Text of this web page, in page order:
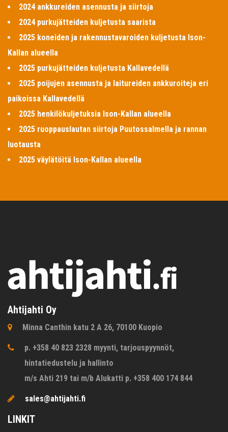
2024 ankkureiden asennusta ja siirtoja
2024 purkujätteiden kuljetusta saarista
2025 koneiden ja rakennustavaroiden kuljetusta Ison-
Kallan alueella
2025 purkujätteiden kuljetusta Kallavedellä
2025 poijujen asennusta ja laitureiden ankkuroiteja eri
paikoissa Kallavedellä
2025 henkilökuljetuksia Ison-Kallan alueella
2025 ruoppauslautan siirtoja Puutossalmella ja rannan
luotausta
2025 väylätöitä Ison-Kallan alueella
Ahtijahti Oy
Minna Canthin katu 2 A 26, 70100 Kuopio
p. +358 40 823 2328 myynti, tarjouspyynnöt,
hintatiedustelu ja hallinto
m/s Ahti 219 tai m/b Alukatti p. +358 400 174 844
sales@ahtijahti.fi
LINKIT